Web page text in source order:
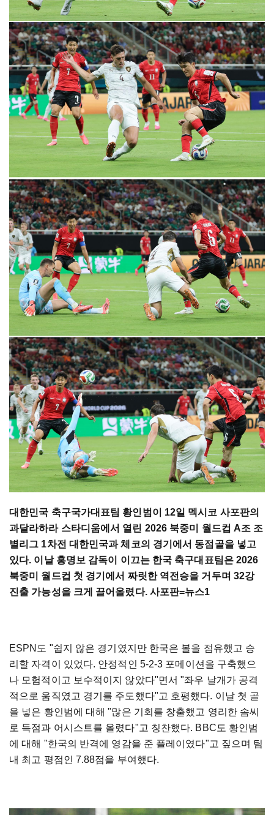
대한민국 축구국가대표팀 황인범이 12일 멕시코 사포판의
과달라하라 스타디움에서 열린 2026 북중미 월드컵 A조 조
별리그 1차전 대한민국과 체코의 경기에서 동점골을 넣고
있다. 이날 홍명보 감독이 이끄는 한국 축구대표팀은 2026
북중미 월드컵 첫 경기에서 짜릿한 역전승을 거두며 32강
진출 가능성을 크게 끌어올렸다. 사포판=뉴스1
ESPN도 "쉽지 않은 경기였지만 한국은 볼을 점유했고 승
리할 자격이 있었다. 안정적인 5-2-3 포메이션을 구축했으
나 모험적이고 보수적이지 않았다"면서 "좌우 날개가 공격
적으로 움직였고 경기를 주도했다"고 호평했다. 이날 첫 골
을 넣은 황인범에 대해 "많은 기회를 창출했고 영리한 솜씨
로 득점과 어시스트를 올렸다"고 칭찬했다. BBC도 황인범
에 대해 "한국의 반격에 영감을 준 플레이였다"고 짚으며 팀
내 최고 평점인 7.88점을 부여했다.